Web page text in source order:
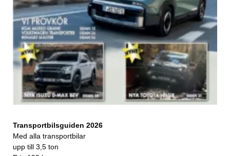
Transportbilsguiden 2026
Med alla transportbilar
upp till 3,5 ton